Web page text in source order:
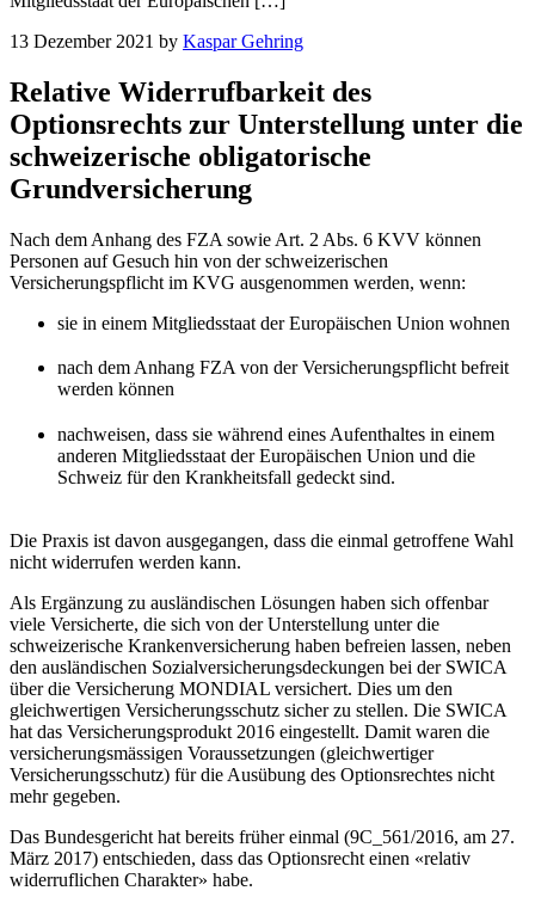
13 Dezember 2021 by Kaspar Gehring
Relative Widerrufbarkeit des
Optionsrechts zur Unterstellung unter die
schweizerische obligatorische
Grundversicherung
Nach dem Anhang des FZA sowie Art. 2 Abs. 6 KVV können
Personen auf Gesuch hin von der schweizerischen
Versicherungspflicht im KVG ausgenommen werden, wenn:
sie in einem Mitgliedsstaat der Europäischen Union wohnen
nach dem Anhang FZA von der Versicherungspflicht befreit
werden können
nachweisen, dass sie während eines Aufenthaltes in einem
anderen Mitgliedsstaat der Europäischen Union und die
Schweiz für den Krankheitsfall gedeckt sind.
Die Praxis ist davon ausgegangen, dass die einmal getroffene Wahl
nicht widerrufen werden kann.
Als Ergänzung zu ausländischen Lösungen haben sich offenbar
viele Versicherte, die sich von der Unterstellung unter die
schweizerische Krankenversicherung haben befreien lassen, neben
den ausländischen Sozialversicherungsdeckungen bei der SWICA
über die Versicherung MONDIAL versichert. Dies um den
gleichwertigen Versicherungsschutz sicher zu stellen. Die SWICA
hat das Versicherungsprodukt 2016 eingestellt. Damit waren die
versicherungsmässigen Voraussetzungen (gleichwertiger
Versicherungsschutz) für die Ausübung des Optionsrechtes nicht
mehr gegeben.
Das Bundesgericht hat bereits früher einmal (9C_561/2016, am 27.
März 2017) entschieden, dass das Optionsrecht einen «relativ
widerruflichen Charakter» habe.